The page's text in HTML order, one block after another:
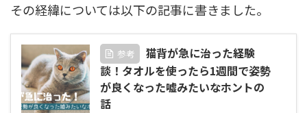
その経緯については以下の記事に書きました。
参考
猫背が急に治った経験
談！タオルを使ったら1週間で姿勢
が良くなった嘘みたいなホントの
話